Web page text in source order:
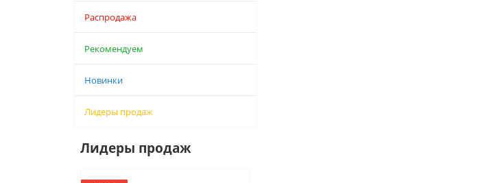
Распродажа
Рекомендуем
Новинки
Лидеры продаж
Лидеры продаж